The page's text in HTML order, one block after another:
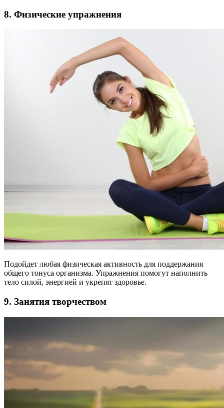
8. Физические упражнения
Подойдет любая физическая активность для поддержания
общего тонуса организма. Упражнения помогут наполнить
тело силой, энергией и укрепят здоровье.
9. Занятия творчеством